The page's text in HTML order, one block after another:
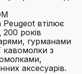
втілює
років
гурманами
кавомолки з
аксесуарів.